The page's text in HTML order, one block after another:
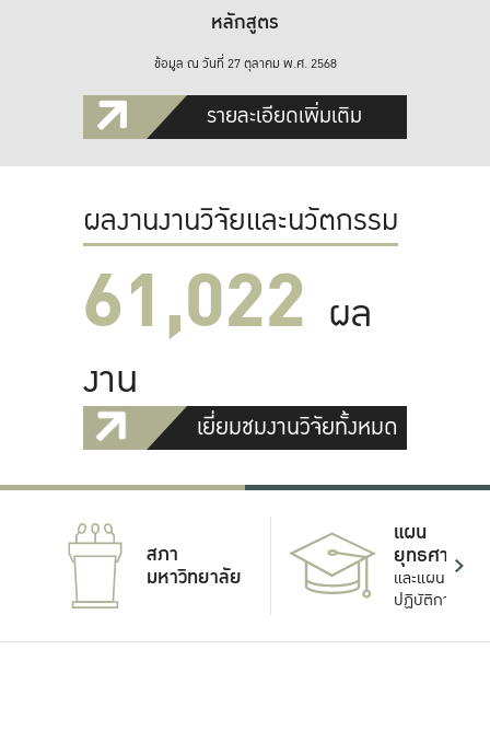
หลักสูตร
ข้อมูล ณ วันที่ 27 ตุลาคม พ.ศ. 2568
รายละเอียดเพิ่มเติม
ผลงานงานวิจัยและนวัตกรรม
61,022 ผล
งาน
เยี่ยมชมงานวิจัยทั้งหมด
สภา
มหาวิทยาลัย
แผน
ยุทธศาสตร์
และแผน
ปฏิบัติการ